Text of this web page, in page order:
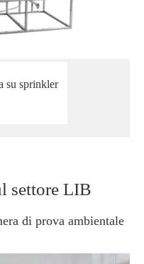
su sprinkler
settore LIB
di prova ambientale